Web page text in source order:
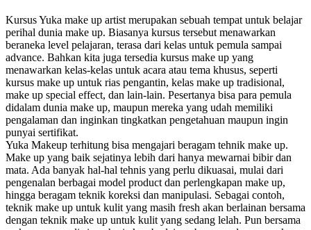
Kursus Yuka make up artist merupakan sebuah tempat untuk belajar
perihal dunia make up. Biasanya kursus tersebut menawarkan
beraneka level pelajaran, terasa dari kelas untuk pemula sampai
advance. Bahkan kita juga tersedia kursus make up yang
menawarkan kelas-kelas untuk acara atau tema khusus, seperti
kursus make up untuk rias pengantin, kelas make up tradisional,
make up special effect, dan lain-lain. Pesertanya bisa para pemula
didalam dunia make up, maupun mereka yang udah memiliki
pengalaman dan inginkan tingkatkan pengetahuan maupun ingin
punyai sertifikat.
Yuka Makeup terhitung bisa mengajari beragam tehnik make up.
Make up yang baik sejatinya lebih dari hanya mewarnai bibir dan
mata. Ada banyak hal-hal tehnis yang perlu dikuasai, mulai dari
pengenalan berbagai model product dan perlengkapan make up,
hingga beragam teknik koreksi dan manipulasi. Sebagai contoh,
teknik make up untuk kulit yang masih fresh akan berlainan bersama
dengan teknik make up untuk kulit yang sedang lelah. Pun bersama